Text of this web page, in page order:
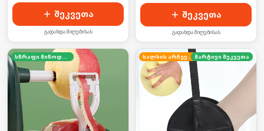
შეკვეთა
გადახდა მიღებისას
შეკვეთა
გადახდა მიღებისას
ხალხის არჩევანი მარტივი შეკვეთა